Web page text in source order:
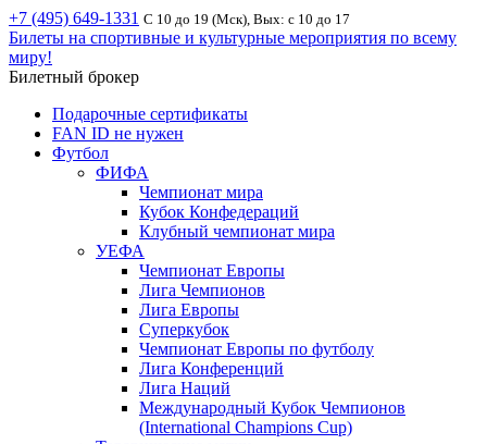
+7 (495) 649-1331 С 10 до 19 (Мск), Вых: с 10 до 17
Билеты на спортивные и культурные мероприятия по всему
миру!
Билетный брокер
Подарочные сертификаты
FAN ID не нужен
Футбол
ФИФА
Чемпионат мира
Кубок Конфедераций
Клубный чемпионат мира
УЕФА
Чемпионат Европы
Лига Чемпионов
Лига Европы
Суперкубок
Чемпионат Европы по футболу
Лига Конференций
Лига Наций
Международный Кубок Чемпионов
(International Champions Cup)